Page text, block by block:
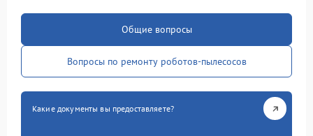
Общие вопросы
Вопросы по ремонту роботов-пылесосов
Какие документы вы предоставляете?